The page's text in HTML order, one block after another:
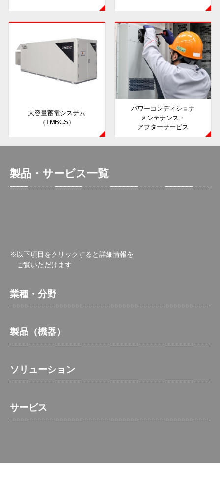
大容量蓄電システム
（TMBCS）
パワーコンディショナ
メンテナンス・
アフターサービス
製品・サービス一覧
※以下項目をクリックすると詳細情報を
ご覧いただけます
業種・分野
製品（機器）
ソリューション
サービス